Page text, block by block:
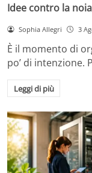
Idee contro la
Sophia Allegri 3
È il momento di
po’ di intenzione.
Leggi di più